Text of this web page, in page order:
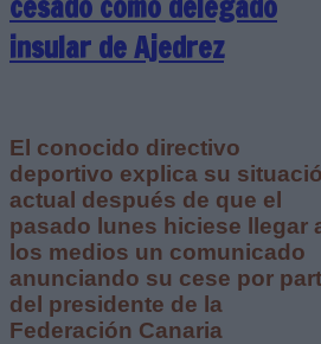
insular de Ajedrez
El conocido directivo
deportivo explica su
actual después de que el
pasado lunes hiciese llegar
los medios un comunicado
anunciando su cese por
del presidente de la
Federación Canaria